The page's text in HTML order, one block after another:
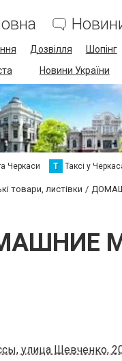
Дозвілля Шопінг
Новини України
Черкаси Т Таксі у
товари, листівки
улица Шевченко,